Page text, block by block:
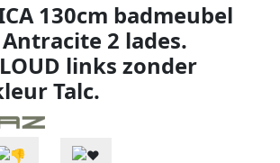
130cm badmeubel
2 lades.
links zonder
Talc.